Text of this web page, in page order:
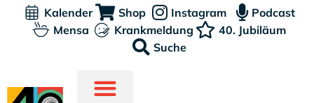
Kalender Shop Instagram
Podcast
Mensa
Krankmeldung
40. Jubiläum
Suche